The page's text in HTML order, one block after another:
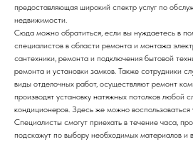
предоставляющая широкий спектр услуг по
недвижимости.
Сюда можно обратиться, если вы нуждаетесь в
специалистов в области ремонта и монтажа
сантехники, ремонта и подключения бытовой
ремонта и установки замков. Также сотрудники
виды отделочных работ, осуществляют ремонт
производят установку натяжных потолков любой
кондиционеров. Здесь же можно воспользоваться
Специалисты смогут приехать в течение часа,
подскажут по выбору необходимых материалов и